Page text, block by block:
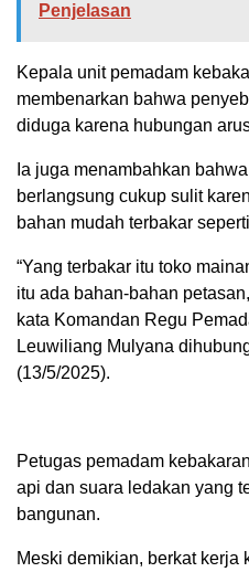
Penjelasan
Kepala unit pemadam
membenarkan bahwa
diduga karena hubungan
Ia juga menambahkan
berlangsung cukup sulit
bahan mudah terbakar
“Yang terbakar itu toko
itu ada bahan-bahan
kata Komandan Regu
Leuwiliang Mulyana
(13/5/2025).
Petugas pemadam
api dan suara ledakan yang
bangunan.
Meski demikian, berkat kerja